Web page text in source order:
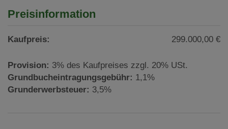
Preisinformation
Kaufpreis: 299.000,00 €
Provision: 3% des Kaufpreises zzgl. 20% USt.
Grundbucheintragungsgebühr: 1,1%
Grunderwerbsteuer: 3,5%